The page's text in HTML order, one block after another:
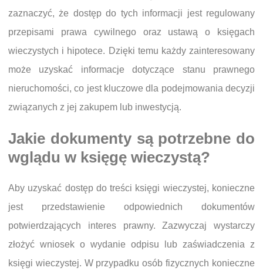
zaznaczyć, że dostęp do tych informacji jest regulowany
przepisami prawa cywilnego oraz ustawą o księgach
wieczystych i hipotece. Dzięki temu każdy zainteresowany
może uzyskać informacje dotyczące stanu prawnego
nieruchomości, co jest kluczowe dla podejmowania decyzji
związanych z jej zakupem lub inwestycją.
Jakie dokumenty są potrzebne do
wglądu w księgę wieczystą?
Aby uzyskać dostęp do treści księgi wieczystej, konieczne
jest przedstawienie odpowiednich dokumentów
potwierdzających interes prawny. Zazwyczaj wystarczy
złożyć wniosek o wydanie odpisu lub zaświadczenia z
księgi wieczystej. W przypadku osób fizycznych konieczne